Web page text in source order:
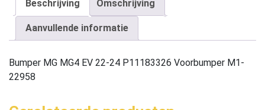
Beschrijving Omschrijving
Aanvullende informatie
Bumper MG MG4 EV 22-24 P11183326 Voorbumper M1-
22958